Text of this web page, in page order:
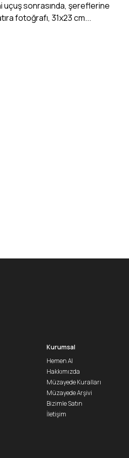
Kurumsal
Hemen Al
Hakkımızda
Müzayede Kuralları
Müzayede Arşivi
Bizimle Satın
İletişim